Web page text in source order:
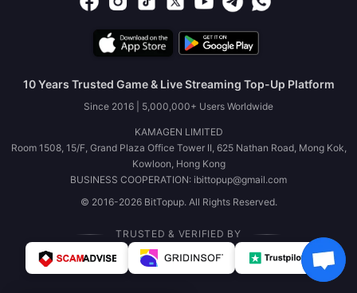
10 Years Trusted Game & Live Streaming Top-Up Platform
Since 2016 | 5,000,000+ Users Worldwide
KAMAGEN LIMITED
Room 1508, 15/F, Grand Plaza Office Tower II, 625 Nathan Road, Mong Kok,
Kowloon, Hong Kong
BUSINESS COOPERATION: ibittopup@gmail.com
© 2016-2026 BitTopup. All Rights Reserved.
TRUSTED & VERIFIED BY